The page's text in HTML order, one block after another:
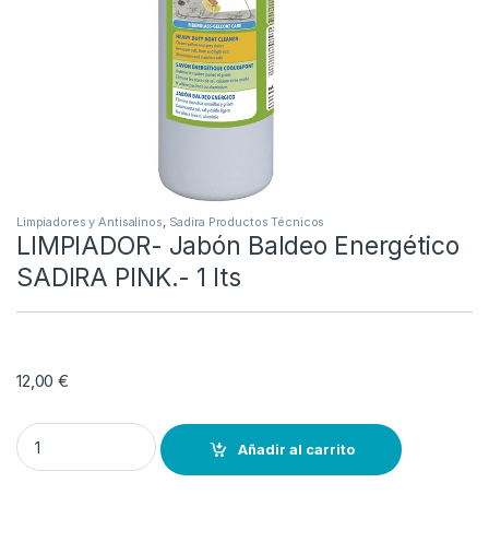
Limpiadores y Antisalinos, Sadira Productos Técnicos
LIMPIADOR- Jabón Baldeo Energético
SADIRA PINK.- 1 lts
12,00€
LIMPIADOR- Jabón Baldeo Energético SADIRA PINK.- 1 lts quantity
Añadir al carrito